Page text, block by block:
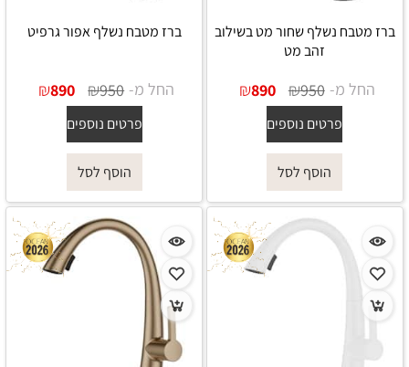
ברז מטבח נשלף שחור מט בשילוב
זהב מט
החל מ- ₪950
₪890
פרטים נוספים
הוסף לסל
ברז מטבח נשלף אפור גרפיט
החל מ- ₪950
₪890
פרטים נוספים
הוסף לסל